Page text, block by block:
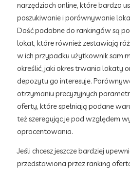
narzędziach online, które bardzo
poszukiwanie i porównywanie
Dość podobne do rankingów są
lokat, które również zestawiają
w ich przypadku użytkownik sam
określić, jaki okres trwania lokaty
depozytu go interesuje.
otrzymaniu precyzyjnych
oferty, które spełniają podane
też szeregując je pod względem
oprocentowania.
Jeśli chcesz jeszcze bardziej
przedstawiona przez ranking